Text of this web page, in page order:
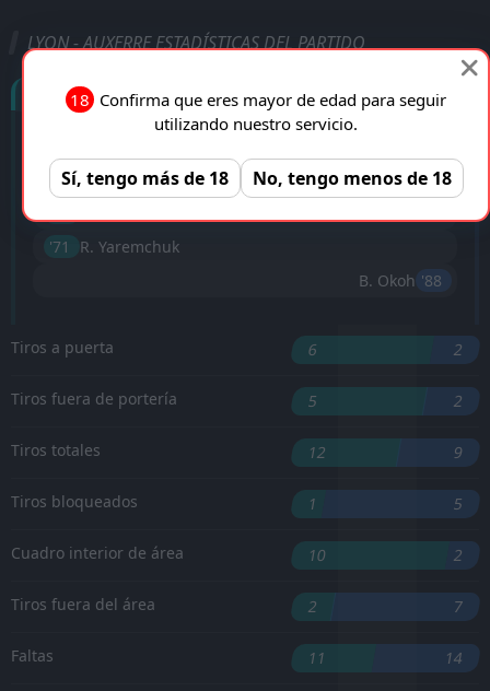
LYON - AUXERRE ESTADÍSTICAS DEL PARTIDO
Goles
S. Diomande '35 ︎
'71 ︎
R. Yaremchuk
B. Okoh '88 ︎
Tiros a puerta 6 2
Tiros fuera de portería 5 2
Tiros totales 12 9
Tiros bloqueados 1 5
Cuadro interior de área 10 2
Tiros fuera del área 2 7
Faltas 11 14
18 Confirma que eres mayor de edad para seguir
utilizando nuestro servicio.
Sí, tengo más de 18 No, tengo menos de 18